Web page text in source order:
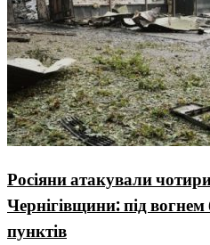
Росіяни атакували
Чернігівщини: під вогнем
пунктів